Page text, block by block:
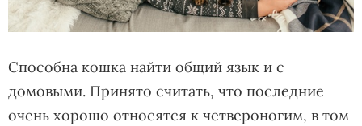
Способна кошка найти общий язык и с
домовыми. Принято считать, что последние
очень хорошо относятся к четвероногим, в том